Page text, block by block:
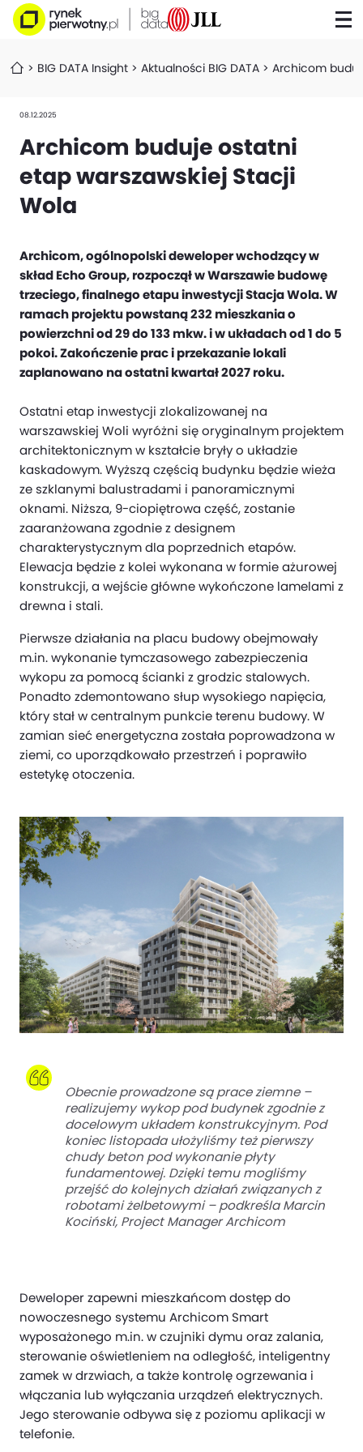
BIG DATA Insight Aktualności BIG DATA Archicom
08.12.2025
Archicom buduje ostatni
etap warszawskiej Stacji
Wola
Archicom, ogólnopolski deweloper wchodzący w
skład Echo Group, rozpoczął w Warszawie budowę
trzeciego, finalnego etapu inwestycji Stacja Wola. W
ramach projektu powstaną 232 mieszkania o
powierzchni od 29 do 133 mkw. i w układach od 1 do 5
pokoi. Zakończenie prac i przekazanie lokali
zaplanowano na ostatni kwartał 2027 roku.
Ostatni etap inwestycji zlokalizowanej na
warszawskiej Woli wyróżni się oryginalnym projektem
architektonicznym w kształcie bryły o układzie
kaskadowym. Wyższą częścią budynku będzie wieża
ze szklanymi balustradami i panoramicznymi
oknami. Niższa, 9-ciopiętrowa część, zostanie
zaaranżowana zgodnie z designem
charakterystycznym dla poprzednich etapów.
Elewacja będzie z kolei wykonana w formie ażurowej
konstrukcji, a wejście główne wykończone lamelami z
drewna i stali.
Pierwsze działania na placu budowy obejmowały
m.in. wykonanie tymczasowego zabezpieczenia
wykopu za pomocą ścianki z grodzic stalowych.
Ponadto zdemontowano słup wysokiego napięcia,
który stał w centralnym punkcie terenu budowy. W
zamian sieć energetyczna została poprowadzona w
ziemi, co uporządkowało przestrzeń i poprawiło
estetykę otoczenia.
Obecnie prowadzone są prace ziemne –
realizujemy wykop pod budynek zgodnie z
docelowym układem konstrukcyjnym. Pod
koniec listopada ułożyliśmy też pierwszy
chudy beton pod wykonanie płyty
fundamentowej. Dzięki temu mogliśmy
przejść do kolejnych działań związanych z
robotami żelbetowymi – podkreśla Marcin
Kociński, Project Manager Archicom
Deweloper zapewni mieszkańcom dostęp do
nowoczesnego systemu Archicom Smart
wyposażonego m.in. w czujniki dymu oraz zalania,
sterowanie oświetleniem na odległość, inteligentny
zamek w drzwiach, a także kontrolę ogrzewania i
włączania lub wyłączania urządzeń elektrycznych.
Jego sterowanie odbywa się z poziomu aplikacji w
telefonie.